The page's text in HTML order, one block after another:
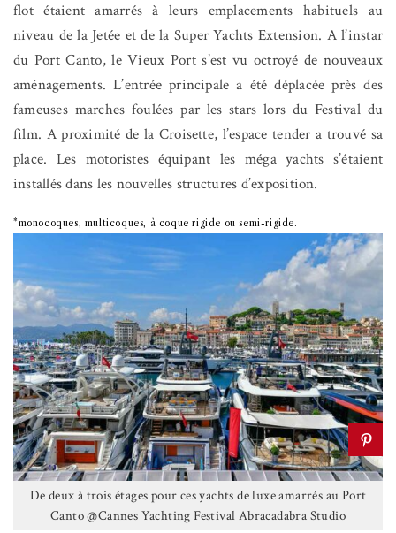
flot étaient amarrés à leurs emplacements habituels au
niveau de la Jetée et de la Super Yachts Extension. A l’instar
du Port Canto, le Vieux Port s’est vu octroyé de nouveaux
aménagements. L’entrée principale a été déplacée près des
fameuses marches foulées par les stars lors du Festival du
film. A proximité de la Croisette, l’espace tender a trouvé sa
place. Les motoristes équipant les méga yachts s’étaient
installés dans les nouvelles structures d’exposition.
*monocoques, multicoques, à coque rigide ou semi-rigide.
De deux à trois étages pour ces yachts de luxe amarrés au Port
Canto @Cannes Yachting Festival Abracadabra Studio